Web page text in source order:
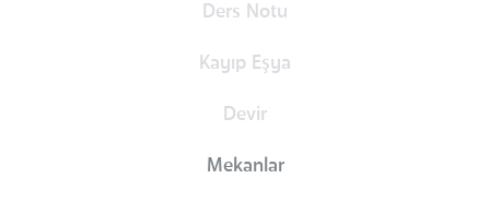
Ders Notu
Kayıp Eşya
Devir
Mekanlar